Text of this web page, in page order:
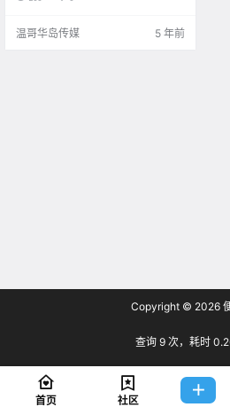
发产品和项目，来.
温哥华岛传媒 5 年前
Copyright © 2026
查询 9 次，耗时
首页 社区